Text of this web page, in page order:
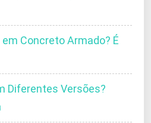
Concreto Armado? É
Diferentes Versões?